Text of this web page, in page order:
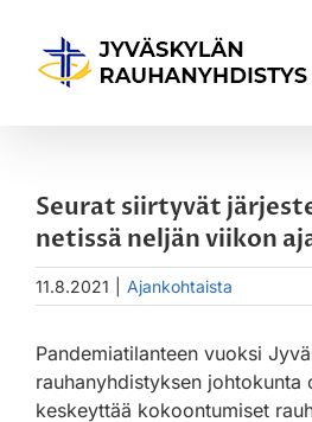
content
Seurat siirtyvät
netissä neljän viikon
11.8.2021 Ajankohtaista
Pandemiatilanteen vuoksi
rauhanyhdistyksen johtokunta
keskeyttää kokoontumiset